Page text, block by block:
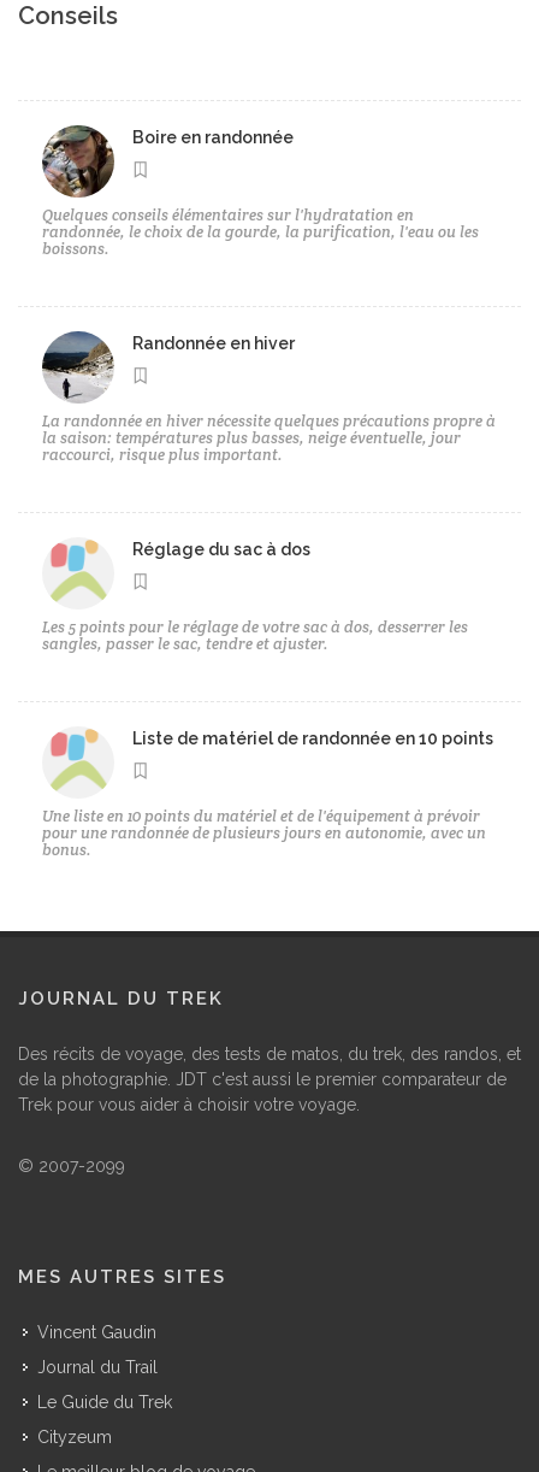
Conseils
Boire en randonnée
Quelques conseils élémentaires sur l'hydratation en
randonnée, le choix de la gourde, la purification, l'eau ou les
boissons.
Randonnée en hiver
La randonnée en hiver nécessite quelques précautions propre à
la saison: températures plus basses, neige éventuelle, jour
raccourci, risque plus important.
Réglage du sac à dos
Les 5 points pour le réglage de votre sac à dos, desserrer les
sangles, passer le sac, tendre et ajuster.
Liste de matériel de randonnée en 10 points
Une liste en 10 points du matériel et de l'équipement à prévoir
pour une randonnée de plusieurs jours en autonomie, avec un
bonus.
JOURNAL DU TREK
Des récits de voyage, des tests de matos, du trek, des randos, et
de la photographie. JDT c'est aussi le premier comparateur de
Trek pour vous aider à choisir votre voyage.
© 2007-2099
MES AUTRES SITES
Vincent Gaudin
Journal du Trail
Le Guide du Trek
Cityzeum